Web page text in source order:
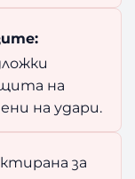
на
на удари.
за